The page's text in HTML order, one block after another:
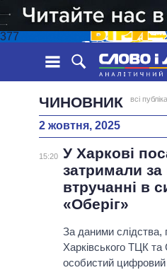
377
СТРІЧКА
ПОДІЇ
СТАТТІ
ДУМКИ
ДАЙДЖЕСТИ
УСІ ПОЛІТИКИ
ПРЕЗИДЕНТ І ОФІС
ВЕРХОВНА РАДА
КАБІНЕТ МІНІСТРІВ
ЧИНОВНИК всі
2 жовтня, 2025
15:20 У Харкові
затримали
втручанні в
«Оберіг»
За даними слідства,
Харківського ТЦК
особистий